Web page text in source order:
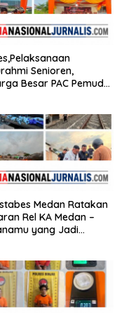
Senioren,
Besar PAC Pemuda
Medan Ratakan
Rel KA Medan –
yang Jadi
Senjata Disita